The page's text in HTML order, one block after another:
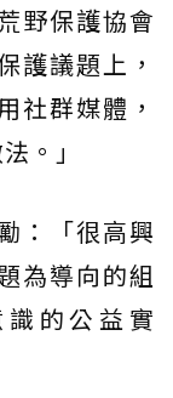
野保護協會
護議題上，
社群媒體，
。」
：「很高興
為導向的組
的公益實